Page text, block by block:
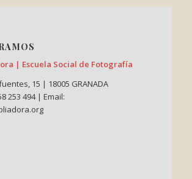
| Escuela Social de Fotografía
15 | 18005 GRANADA
253 494 | Email: